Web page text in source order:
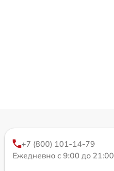
+7 (800) 101-14-79
Ежедневно с 9:00 до 21:00